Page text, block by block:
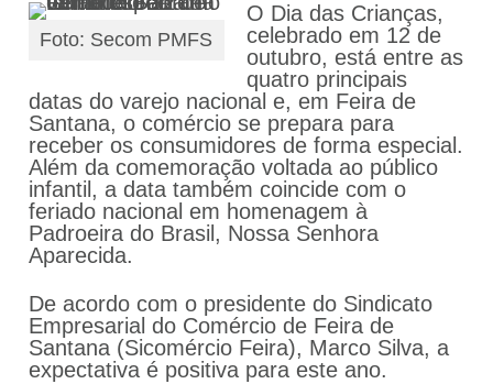
Foto: Secom PMFS
O Dia das Crianças,
celebrado em 12 de
outubro, está entre as
quatro principais
datas do varejo nacional e, em Feira de
Santana, o comércio se prepara para
receber os consumidores de forma especial.
Além da comemoração voltada ao público
infantil, a data também coincide com o
feriado nacional em homenagem à
Padroeira do Brasil, Nossa Senhora
Aparecida.
De acordo com o presidente do Sindicato
Empresarial do Comércio de Feira de
Santana (Sicomércio Feira), Marco Silva, a
expectativa é positiva para este ano.